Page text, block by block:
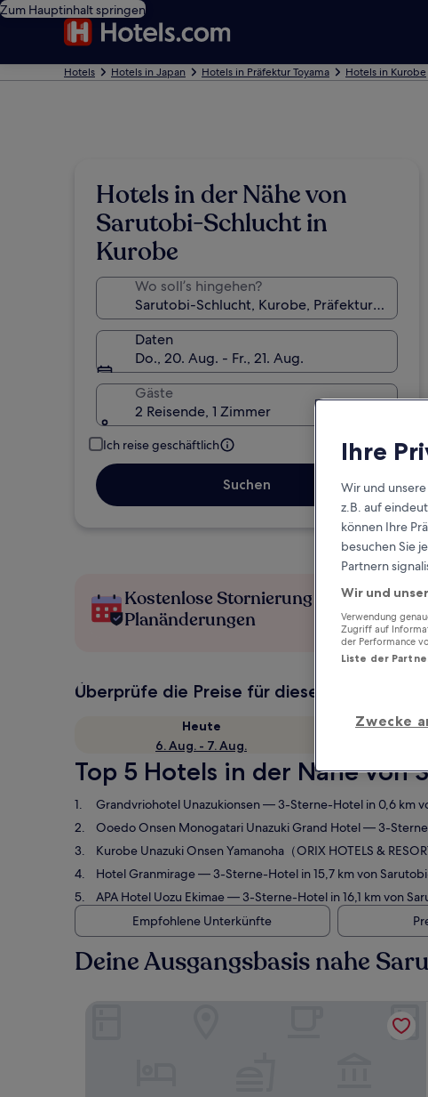
Zum Hauptinhalt springen
Hotels Hotels in Japan Hotels in Präfektur Toyama Hotels in Kurobe
Hotels in der Nähe von
Sarutobi-Schlucht in
Kurobe
Wo soll’s hingehen?
Daten
Do., 20. Aug. - Fr., 21. Aug.
Gäste
2 Reisende, 1 Zimmer
Ich reise geschäftlich
Suchen
Kostenlose Stornierung bei
Planänderungen
Überprüfe die Preise für diese Daten
Heute
6. Aug. - 7. Aug.
Top 5 Hotels in der Nähe von
Grandvriohotel Unazukionsen— 3-Sterne-Hotel in 0,6 km
Ooedo Onsen Monogatari Unazuki Grand Hotel— 3-
Kurobe Unazuki Onsen Yamanoha（ORIX HOTELS &
Hotel Granmirage— 3-Sterne-Hotel in 15,7 km von
APA Hotel Uozu Ekimae— 3-Sterne-Hotel in 16,1 km von
Empfohlene Unterkünfte
Deine Ausgangsbasis nahe
Ihre
Wir und unsere
z.B. auf
können Ihre
besuchen Sie
Partnern
Wir und
Verwendung
Zugriff auf
der Performance
Liste der
Zwecke